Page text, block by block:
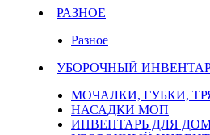
РАЗНОЕ
Разное
УБОРОЧНЫЙ
МОЧАЛКИ, ГУБКИ,
НАСАДКИ МОП
ИНВЕНТАРЬ ДЛЯ